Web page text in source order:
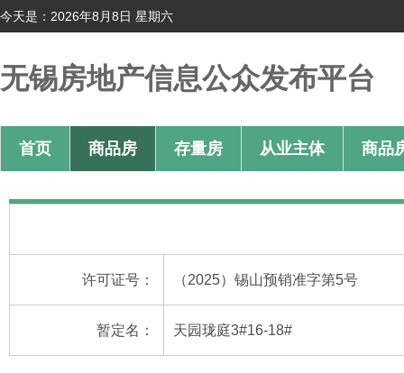
今天是：2026年8月8日 星期六
无锡房地产信息公众发布平台
首页 商品房 存量房 从业主体 商品
许可证号： （2025）锡山预销准字第5号
暂定名： 天园珑庭3#16-18#